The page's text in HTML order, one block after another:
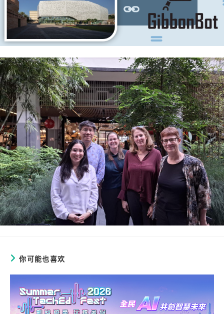
你可能也喜欢